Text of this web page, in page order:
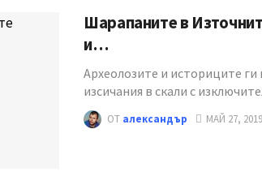
Шарапаните в
и…
Археолозите и историците
изсичания в скали с
ОТ александър МАЙ 27, 2019